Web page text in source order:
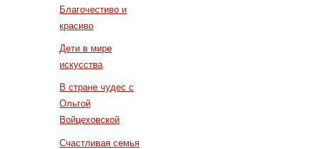
Благочестиво и
красиво
Дети в мире
искусства
В стране чудес с
Ольгой
Войцеховской
Счастливая семья